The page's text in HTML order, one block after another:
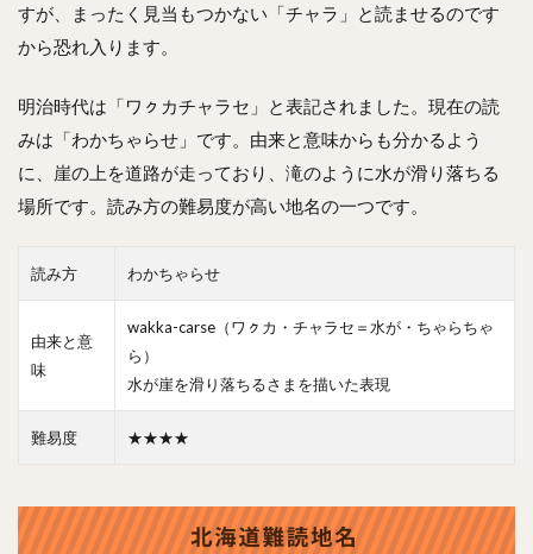
すが、まったく見当もつかない「チャラ」と読ませるのです
から恐れ入ります。
明治時代は「ワㇰカチャラセ」と表記されました。現在の読
みは「わかちゃらせ」です。由来と意味からも分かるよう
に、崖の上を道路が走っており、滝のように水が滑り落ちる
場所です。読み方の難易度が高い地名の一つです。
読み方 わかちゃらせ
由来と意
味
wakka-carse（ワㇰカ・チャラセ＝水が・ちゃらちゃ
ら）
水が崖を滑り落ちるさまを描いた表現
難易度 ★★★★